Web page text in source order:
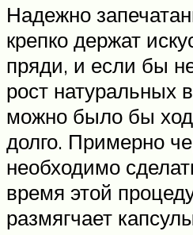
Надежно
крепко держат
пряди, и если бы
рост натуральных
можно было бы
долго. Примерно
необходимо
время этой
размягчает